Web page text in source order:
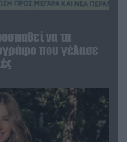
να τα
που γέλασε